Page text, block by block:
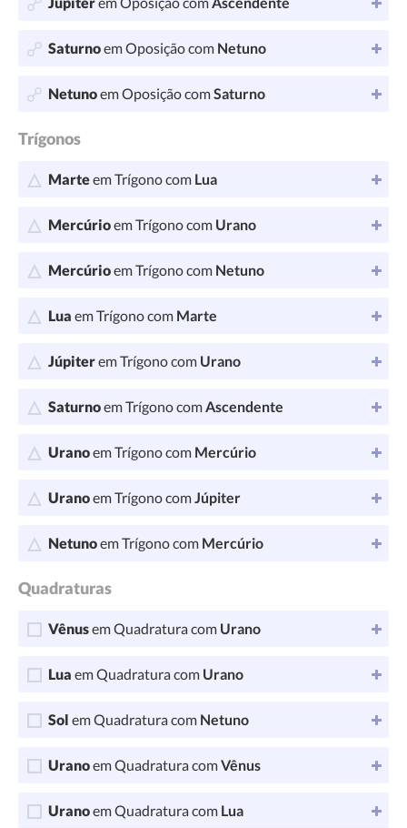
Saturnoem Oposição com Netuno
Netunoem Oposição comSaturno
Trígonos
Marteem Trígono com Lua
Mercúrioem Trígono com Urano
Mercúrioem Trígono com Netuno
Lua em Trígono com Marte
Júpiterem Trígono com Urano
Saturnoem Trígono comAscendente
Uranoem Trígono com Mercúrio
Uranoem Trígono comJúpiter
Netunoem Trígono com Mercúrio
Quadraturas
Vênusem Quadratura com Urano
Lua em Quadratura com Urano
Sol em Quadratura com Netuno
Uranoem Quadratura comVênus
Uranoem Quadratura com Lua